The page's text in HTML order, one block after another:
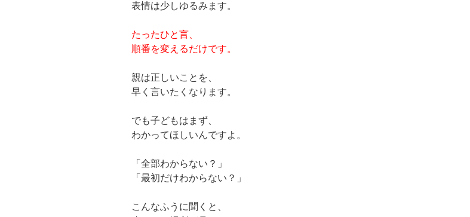
表情は少しゆるみます。
たったひと言、
順番を変えるだけです。
親は正しいことを、
早く言いたくなります。
でも子どもはまず、
わかってほしいんですよ。
「全部わからない？」
「最初だけわからない？」
こんなふうに聞くと、